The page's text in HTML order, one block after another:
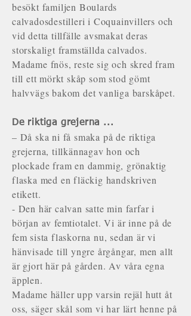
besökt familjen Boulards
calvadosdestilleri i Coquainvillers och
vid detta tillfälle avsmakat deras
storskaligt framställda calvados.
Madame fnös, reste sig och skred fram
till ett mörkt skåp som stod gömt
halvvägs bakom det vanliga barskåpet.
De riktiga grejerna ...
– Då ska ni få smaka på de riktiga
grejerna, tillkännagav hon och
plockade fram en dammig, grönaktig
flaska med en fläckig handskriven
etikett.
- Den här calvan satte min farfar i
början av femtiotalet. Vi är inne på de
fem sista flaskorna nu, sedan är vi
hänvisade till yngre årgångar, men allt
är gjort här på gården. Av våra egna
äpplen.
Madame häller upp varsin rejäl hutt åt
oss, säger skål som vi har lärt henne på